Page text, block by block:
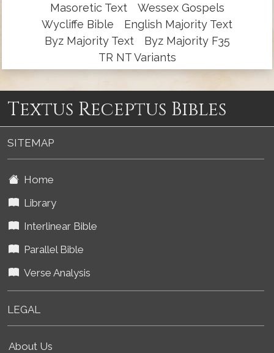
Masoretic Text
Wessex Gospels
Wycliffe Bible
English Majority Text
Byz Majority Text
Byz Majority F35
TR NT Variants
Textus Receptus Bibles
SITEMAP
Home
Library
Interlinear Bible
Parallel Bible
Verse Analysis
LEGAL
About Us